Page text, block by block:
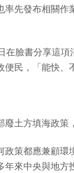
先發布相關
臉書分享這
民，「能快、
土方填海政
策都應兼顧
來中央與地